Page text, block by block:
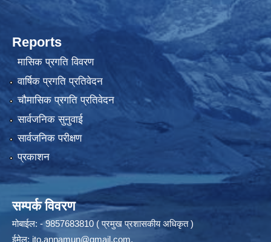
Reports
मासिक प्रगति विवरण
वार्षिक प्रगति प्रतिवेदन
चौमासिक प्रगति प्रतिवेदन
सार्वजनिक सुनुवाई
सार्वजनिक परीक्षण
प्रकाशन
सम्पर्क विवरण
मोबाईल: - 9857683810 ( प्रमुख प्रशासकीय अधिकृत )
ईमेल: ito.annamun@gmail.com,